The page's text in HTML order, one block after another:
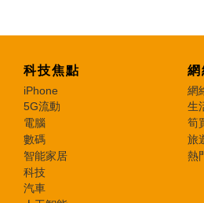
科技焦點
iPhone
5G流動
電腦
數碼
智能家居
科技
汽車
網
網
生
筍
旅
熱